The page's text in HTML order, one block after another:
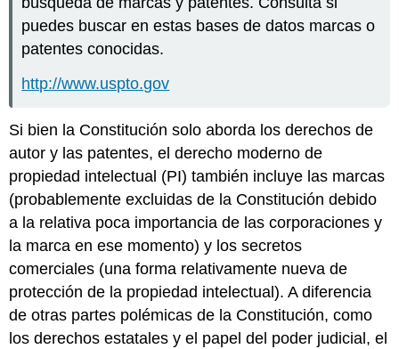
puedes buscar en estas bases de datos marcas o
patentes conocidas.
http://www.uspto.gov
Si bien la Constitución solo aborda los derechos de
autor y las patentes, el derecho moderno de
propiedad intelectual (PI) también incluye las marcas
(probablemente excluidas de la Constitución debido
a la relativa poca importancia de las corporaciones y
la marca en ese momento) y los secretos
comerciales (una forma relativamente nueva de
protección de la propiedad intelectual). A diferencia
de otras partes polémicas de la Constitución, como
los derechos estatales y el papel del poder judicial, el